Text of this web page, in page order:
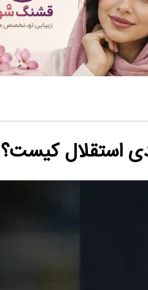
استقلال کیست؟